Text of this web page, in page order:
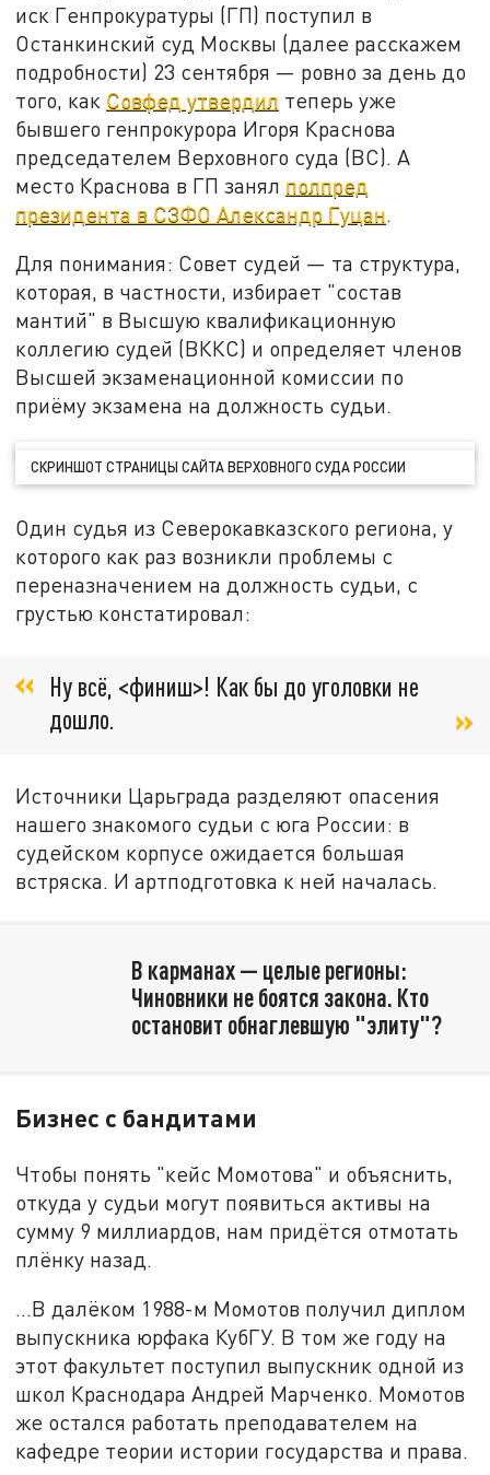
иск Генпрокуратуры (ГП) поступил в
Останкинский суд Москвы (далее расскажем
подробности) 23 сентября — ровно за день до
того, как Совфед утвердил теперь уже
бывшего генпрокурора Игоря Краснова
председателем Верховного суда (ВС). А
место Краснова в ГП занял полпред
президента в СЗФО Александр Гуцан.
Для понимания: Совет судей — та структура,
которая, в частности, избирает "состав
мантий" в Высшую квалификационную
коллегию судей (ВККС) и определяет членов
Высшей экзаменационной комиссии по
приёму экзамена на должность судьи.
СКРИНШОТ СТРАНИЦЫ САЙТА ВЕРХОВНОГО СУДА РОССИИ
Один судья из Северокавказского региона, у
которого как раз возникли проблемы с
переназначением на должность судьи, с
грустью констатировал:
Ну всё, <финиш>! Как бы до уголовки не
дошло.
Источники Царьграда разделяют опасения
нашего знакомого судьи с юга России: в
судейском корпусе ожидается большая
встряска. И артподготовка к ней началась.
В карманах — целые регионы:
Чиновники не боятся закона. Кто
остановит обнаглевшую "элиту"?
Бизнес с бандитами
Чтобы понять "кейс Момотова" и объяснить,
откуда у судьи могут появиться активы на
сумму 9 миллиардов, нам придётся отмотать
плёнку назад.
...В далёком 1988-м Момотов получил диплом
выпускника юрфака КубГУ. В том же году на
этот факультет поступил выпускник одной из
школ Краснодара Андрей Марченко. Момотов
же остался работать преподавателем на
кафедре теории истории государства и права.